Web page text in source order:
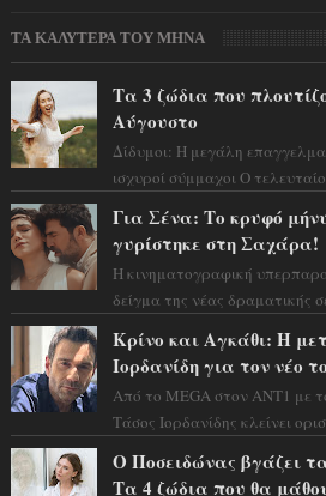
ΤΑ ΚΑΛΥΤΕΡΑ ΤΟΥ ΜΗΝΑ
Τα 3 ζώδια που
Αύγουστο
Δίδυμοι: Η μεγάλη
ισχυροί σύμμαχοι Ο
Για Σένα: Το κρυφό
γυρίστηκε στη Σαχάρα!
Η κινηματογραφική
δείγμα της νέας δραματικής
Κρίνο και Αγκάθι: Η
Ιορδανίδη για τον νέο
Από το MEGA στον ΑΝΤ1 με
Τάσος Ιορδανίδης κλείνει
Ο Ποσειδώνας βγάζει
Τα 4 ζώδια που θα